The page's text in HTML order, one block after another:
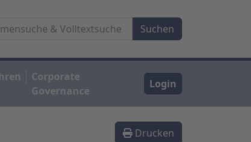
Corporate
Governance
Login
Drucken